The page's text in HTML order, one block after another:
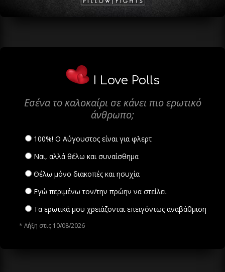
I Love Polls
Εσένα το καλοκαίρι σε κάνει πιο ερωτικό
άνθρωπο;
100%! Ο Αύγουστος είναι για φλερτ
Ναι, αλλά θέλω και συναίσθημα
Θέλω μόνο διακοπές και ησυχία
Εγώ περιμένω τον/την πρώην να στείλει
Τα ερωτικά μου χρειάζονται επειγόντως αναβάθμιση
* Λήξη στις 10/08/2026